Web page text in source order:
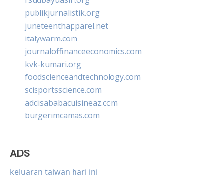
publikjurnalistik.org
juneteenthapparel.net
italywarm.com
journaloffinanceeconomics.com
kvk-kumari.org
foodscienceandtechnology.com
scisportsscience.com
addisababacuisineaz.com
burgerimcamas.com
ADS
keluaran taiwan hari ini